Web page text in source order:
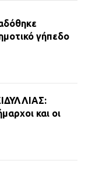
γήπεδο
και οι